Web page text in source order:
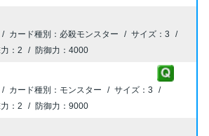
必殺モンスター
3
2 4000
モンスター
3
2 9000